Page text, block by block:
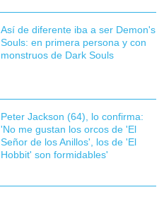
Así de diferente iba a ser Demon's
Souls: en primera persona y con
monstruos de Dark Souls
Peter Jackson (64), lo confirma:
'No me gustan los orcos de 'El
Señor de los Anillos', los de 'El
Hobbit' son formidables'